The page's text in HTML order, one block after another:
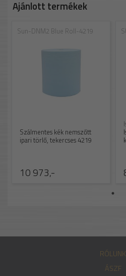
Ajánlott termékek
Sun-DNM2 Blue Roll-4219
10 973,-
Szálmentes kék nemszőtt
ipari törlő, tekercses 4219
RÓLUNK
ÁSZF